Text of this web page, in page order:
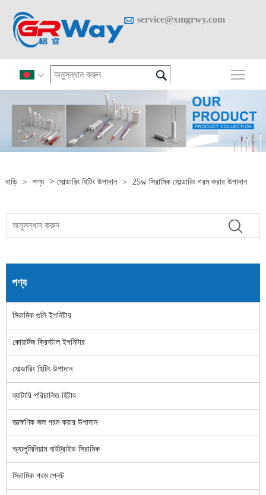
 service@xmgrwy.com
 
বাড়ি > পণ্য > সোল্ডারিং হিটিং উপাদান > 25w সিরামিক সোল্ডারিং গরম করার উপাদান
পণ্য
সিরামিক গুলি ইগনিটার
কোয়ার্টজ ক্রিস্টাল ইগনিটার
সোল্ডারিং হিটিং উপাদান
ব্যাটারি পরিচালিত হিটার
তাত্ক্ষণিক জল গরম করার উপাদান
অ্যালুমিনিয়াম নাইট্রাইড সিরামিক
সিরামিক গরম প্লেট